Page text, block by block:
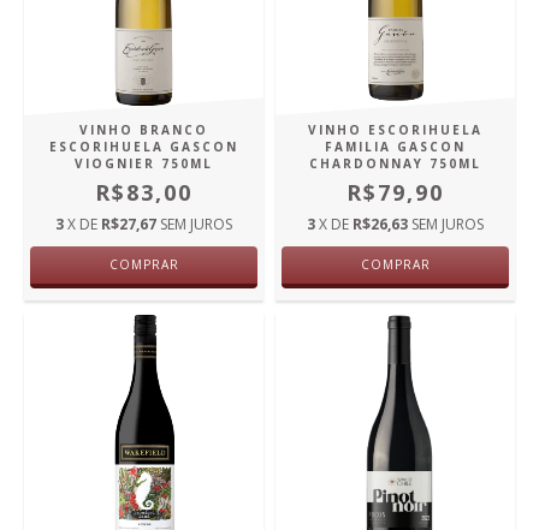
VINHO BRANCO
ESCORIHUELA GASCON
VIOGNIER 750ML
R$83,00
3X DE R$27,67 SEM JUROS
COMPRAR
VINHO ESCORIHUELA
FAMILIA GASCON
CHARDONNAY 750ML
R$79,90
3X DE R$26,63 SEM JUROS
COMPRAR